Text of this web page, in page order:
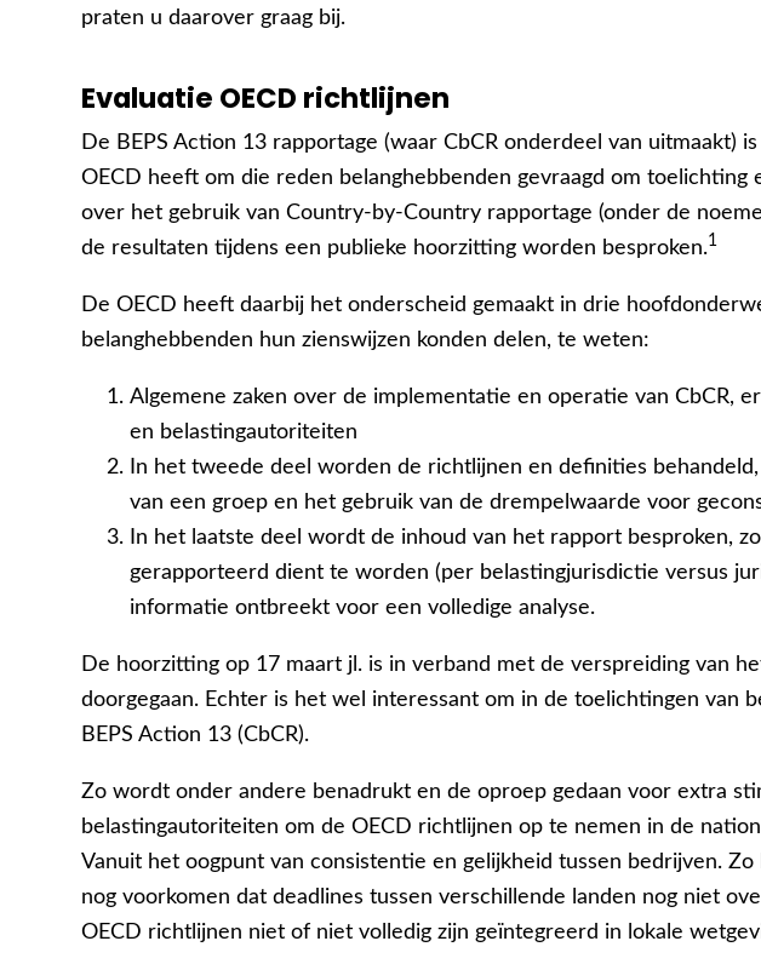
praten u daarover graag bij.
Evaluatie OECD richtlijnen
De BEPS Action 13 rapportage (waar CbCR onderdeel van uitmaakt)
OECD heeft om die reden belanghebbenden gevraagd om toelichting
over het gebruik van Country-by-Country rapportage (onder de
de resultaten tijdens een publieke hoorzitting worden besproken.1
De OECD heeft daarbij het onderscheid gemaakt in drie
belanghebbenden hun zienswijzen konden delen, te weten:
Algemene zaken over de implementatie en operatie van CbCR,
en belastingautoriteiten
In het tweede deel worden de richtlijnen en definities
van een groep en het gebruik van de drempelwaarde voor
In het laatste deel wordt de inhoud van het rapport besproken,
gerapporteerd dient te worden (per belastingjurisdictie versus
informatie ontbreekt voor een volledige analyse.
De hoorzitting op 17 maart jl. is in verband met de verspreiding van
doorgegaan. Echter is het wel interessant om in de toelichtingen van
BEPS Action 13 (CbCR).
Zo wordt onder andere benadrukt en de oproep gedaan voor extra
belastingautoriteiten om de OECD richtlijnen op te nemen in de
Vanuit het oogpunt van consistentie en gelijkheid tussen bedrijven.
nog voorkomen dat deadlines tussen verschillende landen nog niet
OECD richtlijnen niet of niet volledig zijn geïntegreerd in lokale